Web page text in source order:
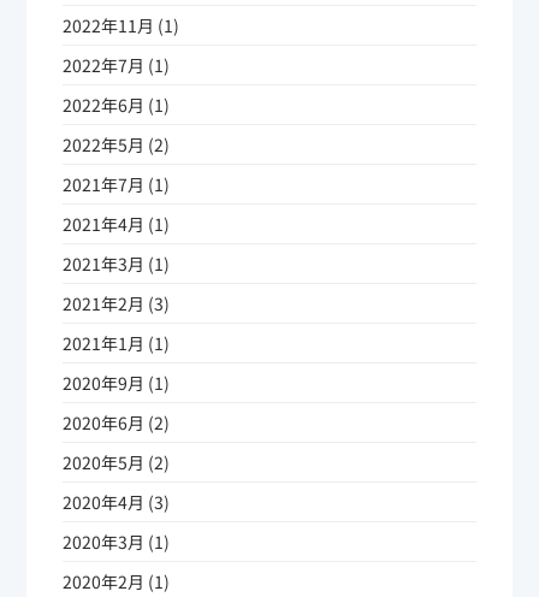
2022年11月 (1)
2022年7月 (1)
2022年6月 (1)
2022年5月 (2)
2021年7月 (1)
2021年4月 (1)
2021年3月 (1)
2021年2月 (3)
2021年1月 (1)
2020年9月 (1)
2020年6月 (2)
2020年5月 (2)
2020年4月 (3)
2020年3月 (1)
2020年2月 (1)